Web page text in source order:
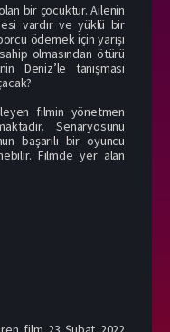
bir çocuktur. Ailenin
vardır ve yüklü bir
ödemek için yarışı
olmasından ötürü
Deniz’le tanışması
filmin yönetmen
Senaryosunu
başarılı bir oyuncu
Filmde yer alan